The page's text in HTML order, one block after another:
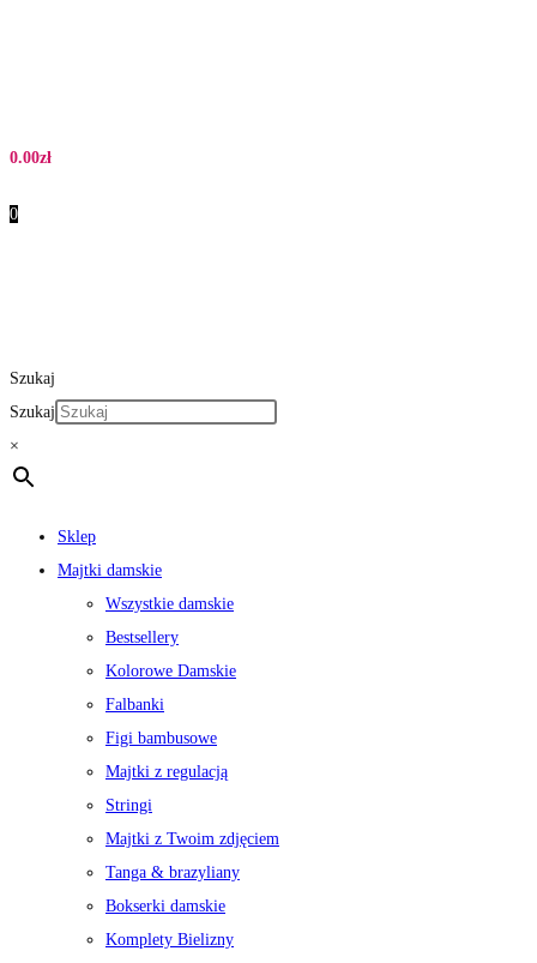
0.00zł
0
Szukaj
Szukaj
×
Sklep
Majtki damskie
Wszystkie damskie
Bestsellery
Kolorowe Damskie
Falbanki
Figi bambusowe
Majtki z regulacją
Stringi
Majtki z Twoim zdjęciem
Tanga & brazyliany
Bokserki damskie
Komplety Bielizny